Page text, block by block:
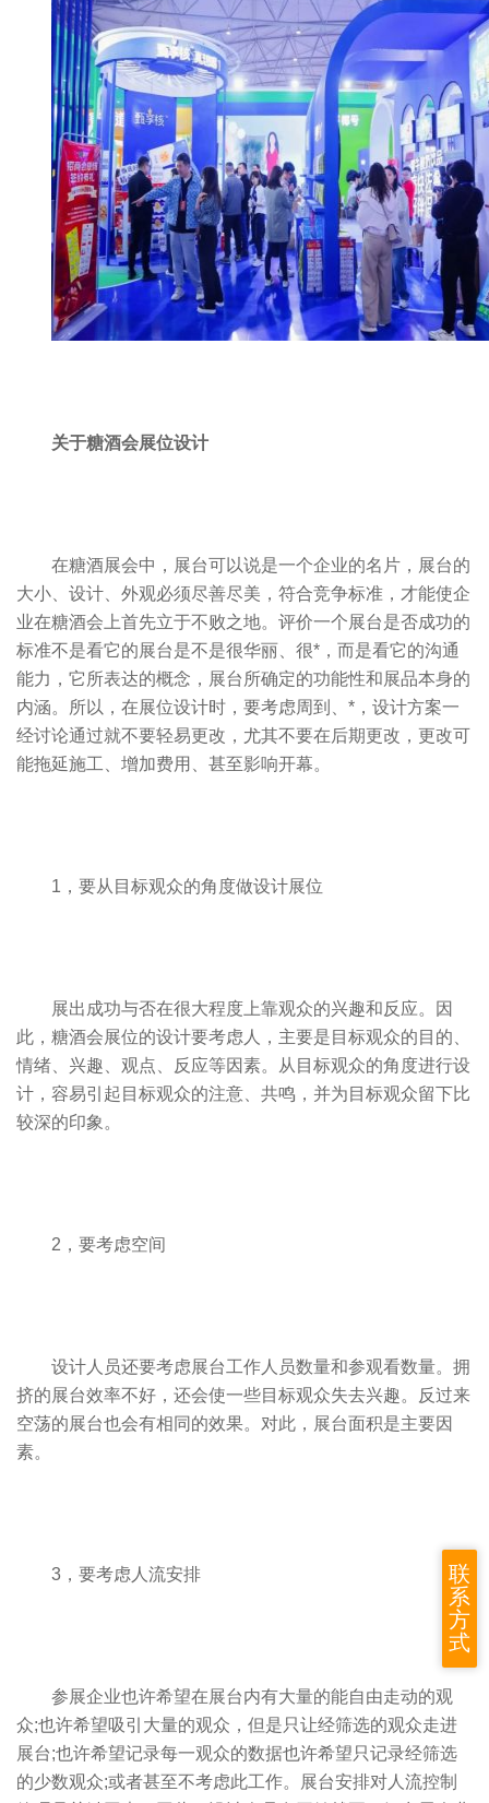
关于糖酒会展位设计
在糖酒展会中，展台可以说是一个企业的名片，展台的
大小、设计、外观必须尽善尽美，符合竞争标准，才能使企
业在糖酒会上首先立于不败之地。评价一个展台是否成功的
标准不是看它的展台是不是很华丽、很*，而是看它的沟通
能力，它所表达的概念，展台所确定的功能性和展品本身的
内涵。所以，在展位设计时，要考虑周到、*，设计方案一
经讨论通过就不要轻易更改，尤其不要在后期更改，更改可
能拖延施工、增加费用、甚至影响开幕。
1，要从目标观众的角度做设计展位
展出成功与否在很大程度上靠观众的兴趣和反应。因
此，糖酒会展位的设计要考虑人，主要是目标观众的目的、
情绪、兴趣、观点、反应等因素。从目标观众的角度进行设
计，容易引起目标观众的注意、共鸣，并为目标观众留下比
较深的印象。
2，要考虑空间
设计人员还要考虑展台工作人员数量和参观看数量。拥
挤的展台效率不好，还会使一些目标观众失去兴趣。反过来
空荡的展台也会有相同的效果。对此，展台面积是主要因
素。
3，要考虑人流安排
参展企业也许希望在展台内有大量的能自由走动的观
众;也许希望吸引大量的观众，但是只让经筛选的观众走进
展台;也许希望记录每一观众的数据也许希望只记录经筛选
的少数观众;或者甚至不考虑此工作。展台安排对人流控制
联
系
方
式